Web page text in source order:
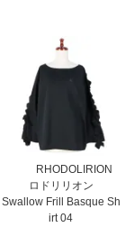
RHODOLIRION
ロドリリオン
Swallow Frill Basque Sh
irt 04